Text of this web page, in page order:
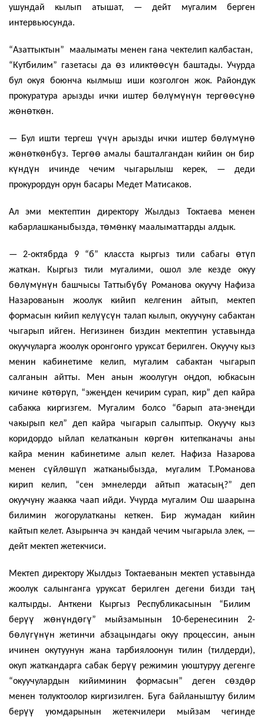
ушундай кылып атышат, — дейт мугалим берген
интервьюсунда.
“Азаттыктын” маалыматы менен гана чектелип калбастан,
“Кутбилим” газетасы да өз иликтөөсүн баштады. Учурда
бул окуя боюнча кылмыш иши козголгон жок. Райондук
прокуратура арызды ички иштер бөлүмүнүн тергөөсүнө
жөнөткөн.
— Бул ишти тергеш үчүн арызды ички иштер бөлүмүнө
жөнөткөнбүз. Тергөө амалы башталгандан кийин он бир
күндүн ичинде чечим чыгарылыш керек, — деди
прокурордун орун басары Медет Матисаков.
Ал эми мектептин директору Жылдыз Токтаева менен
кабарлашканыбызда, төмөнкү маалыматтарды алдык.
— 2-октябрда 9 “б” класста кыргыз тили сабагы өтүп
жаткан. Кыргыз тили мугалими, ошол эле кезде окуу
бөлүмүнүн башчысы Таттыбүбү Романова окуучу Нафиза
Назарованын жоолук кийип келгенин айтып, мектеп
формасын кийип келүүсүн талап кылып, окуучуну сабактан
чыгарып ийген. Негизинен биздин мектептин уставында
окуучуларга жоолук оронгонго уруксат берилген. Окуучу кыз
менин кабинетиме келип, мугалим сабактан чыгарып
салганын айтты. Мен анын жоолугун оӊдоп, юбкасын
кичине көтөрүп, “эжеӊден кечирим сурап, кир” деп кайра
сабакка киргизгем. Мугалим болсо “барып ата-энеӊди
чакырып кел” деп кайра чыгарып салыптыр. Окуучу кыз
коридордо ыйлап келатканын көргөн китепканачы аны
кайра менин кабинетиме алып келет. Нафиза Назарова
менен сүйлөшүп жатканыбызда, мугалим Т.Романова
кирип келип, “сен эмнелерди айтып жатасыӊ?” деп
окуучуну жаакка чаап ийди. Учурда мугалим Ош шаарына
билимин жогорулатканы кеткен. Бир жумадан кийин
кайтып келет. Азырынча эч кандай чечим чыгарыла элек, —
дейт мектеп жетекчиси.
Мектеп директору Жылдыз Токтаеванын мектеп уставында
жоолук салынганга уруксат берилген дегени бизди таӊ
калтырды. Анткени Кыргыз Республикасынын “Билим
берүү жөнүндөгү” мыйзамынын 10-беренесинин 2-
бөлүгүнүн жетинчи абзацындагы окуу процессин, анын
ичинен окутуунун жана тарбиялоонун тилин (тилдерди),
окуп жаткандарга сабак берүү режимин уюштуруу дегенге
“окуучулардын кийиминин формасын” деген сөздөр
менен толуктоолор киргизилген. Буга байланыштуу билим
берүү уюмдарынын жетекчилери мыйзам чегинде